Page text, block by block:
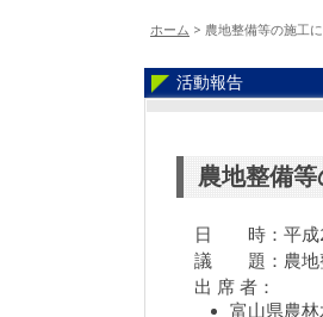
ホーム > 農地整備等の施工
活動報告
農地整備
日 時：平成
議 題：農地整
出 席 者：
富山県農